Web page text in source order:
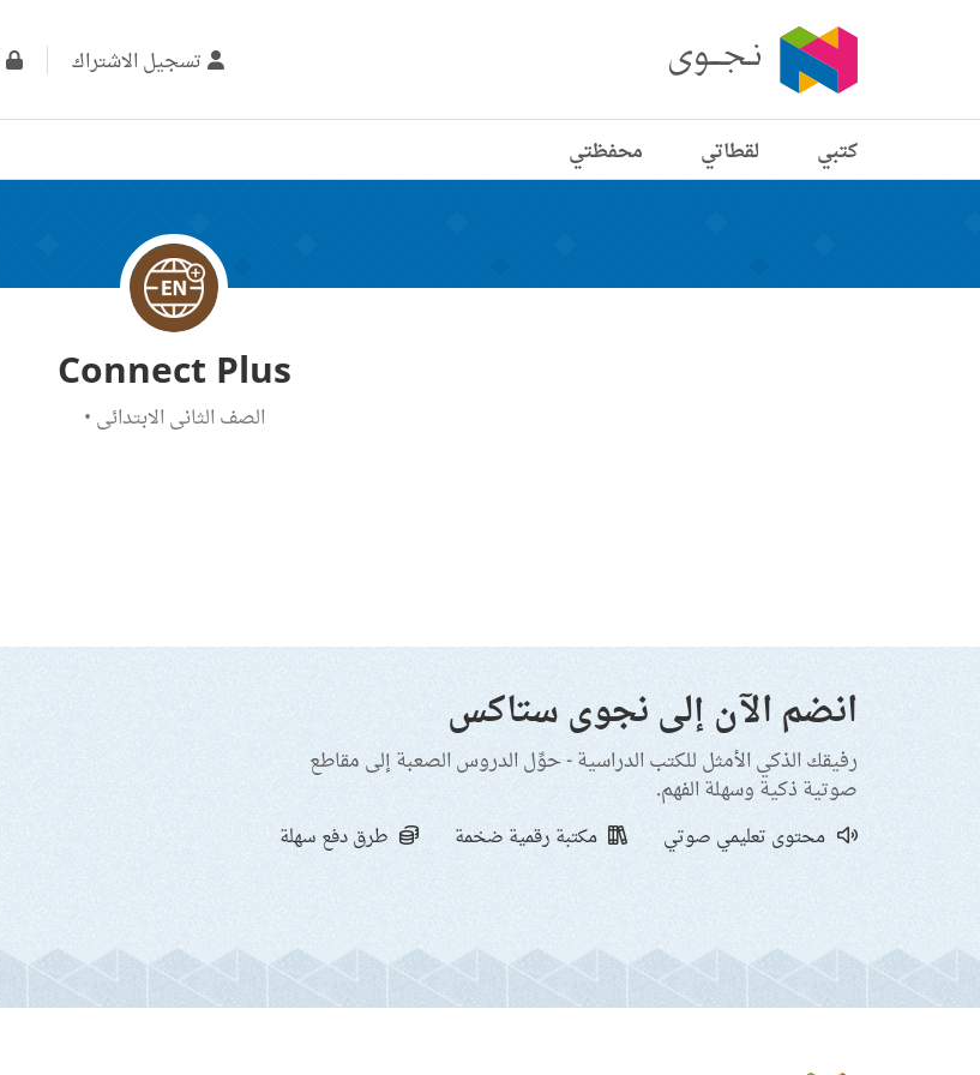
تسجيل الاشتراك
كتبي لقطاتي محفظتي
Connect Plus
الصف الثاني الابتدائي •
انضم الآن إلى نجوى ستاكس
رفيقك الذكي الأمثل للكتب الدراسية - حوِّل الدروس الصعبة إلى مقاطع
صوتية ذكية وسهلة الفهم.
محتوى تعليمي صوتي مكتبة رقمية ضخمة طرق دفع سهلة